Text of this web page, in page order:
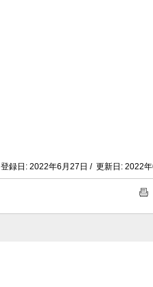
登録日: 2022年6月27日 / 更新日: 2022年